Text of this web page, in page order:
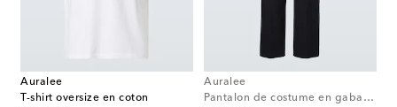
Auralee
T-shirt oversize en coton
Auralee
Pantalon de costume en gabardine de laine